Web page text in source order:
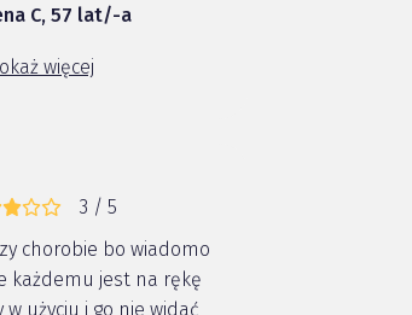
C, 57 lat/-a
więcej
3 / 5
chorobie bo wiadomo
każdemu jest na rękę
użyciu i go nie widać